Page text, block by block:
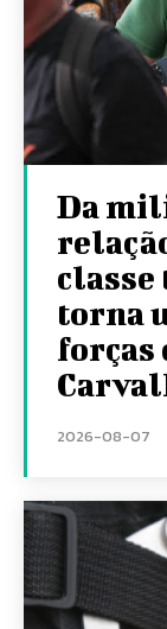
Da
classe
torna
forças
2026-08-07